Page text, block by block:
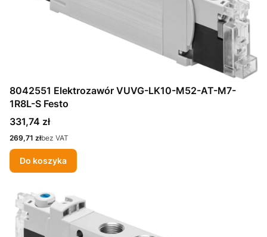
8042551 Elektrozawór VUVG-LK10-M52-AT-M7-
1R8L-S Festo
Cena
331,74 zł
Cena
269,71 złbez VAT
Do koszyka